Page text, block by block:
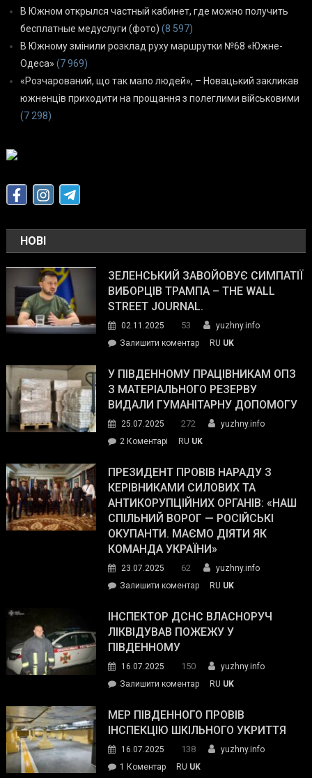
В Южном открылся частный кабинет, где можно получить
бесплатные медуслуги (фото) (8 597)
В Южному змінили розклад руху маршрутки №68 «Южне-
Одеса» (7 969)
«Розчарований, що так мало людей», – Новацький закликав
южненців приходити на прощання з полеглими військовими
(7 298)
НОВІ
ЗЕЛЕНСЬКИЙ ЗАВОЙОВУЄ СИМПАТІЇ
ВИБОРЦІВ ТРАМПА – THE WALL
STREET JOURNAL.
02.11.2025 53
yuzhny.info
Залишити коментарon
завойовує
симпатії
виборців
The
Street
Journal.
RU UK
У ПІВДЕННОМУ ПРАЦІВНИКАМ ОПЗ
З МАТЕРІАЛЬНОГО РЕЗЕРВУ
ВИДАЛИ ГУМАНІТАРНУ ДОПОМОГУ
25.07.2025 272
yuzhny.info
2 Коментарі
Південному
працівникам
ОПЗ
з
матеріального
резерву
гуманітарну
допомогу
RU UK
ПРЕЗИДЕНТ ПРОВІВ НАРАДУ З
КЕРІВНИКАМИ СИЛОВИХ ТА
АНТИКОРУПЦІЙНИХ ОРГАНІВ: «НАШ
СПІЛЬНИЙ ВОРОГ — РОСІЙСЬКІ
ОКУПАНТИ. МАЄМО ДІЯТИ ЯК
КОМАНДА УКРАЇНИ»
23.07.2025 62
yuzhny.info
Залишити коментарon
провів
нараду
силових
та
органів:
«Наш
спільний
RU UK
ІНСПЕКТОР ДСНС ВЛАСНОРУЧ
ЛІКВІДУВАВ ПОЖЕЖУ У
ПІВДЕННОМУ
16.07.2025 150
yuzhny.info
Залишити коментарon
ДСНС
власноруч
пожежу
у
RU UK
МЕР ПІВДЕННОГО ПРОВІВ
ІНСПЕКЦІЮ ШКІЛЬНОГО УКРИТТЯ
16.07.2025 138
yuzhny.info
1 Коментардо RU UK